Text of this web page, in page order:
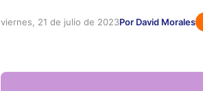
viernes, 21 de julio de 2023Por David Morales